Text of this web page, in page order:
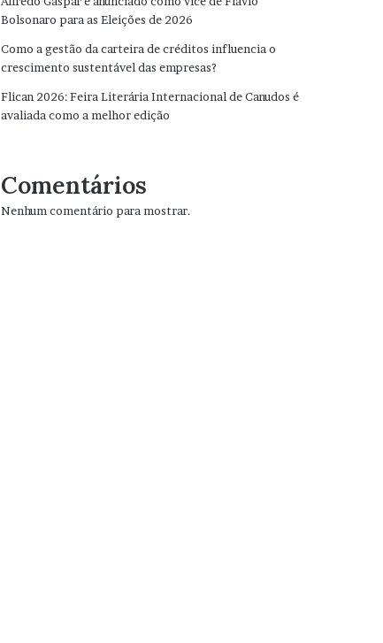
Bolsonaro para as Eleições de 2026
Como a gestão da carteira de créditos influencia o
crescimento sustentável das empresas?
Flican 2026: Feira Literária Internacional de Canudos é
avaliada como a melhor edição
Comentários
Nenhum comentário para mostrar.